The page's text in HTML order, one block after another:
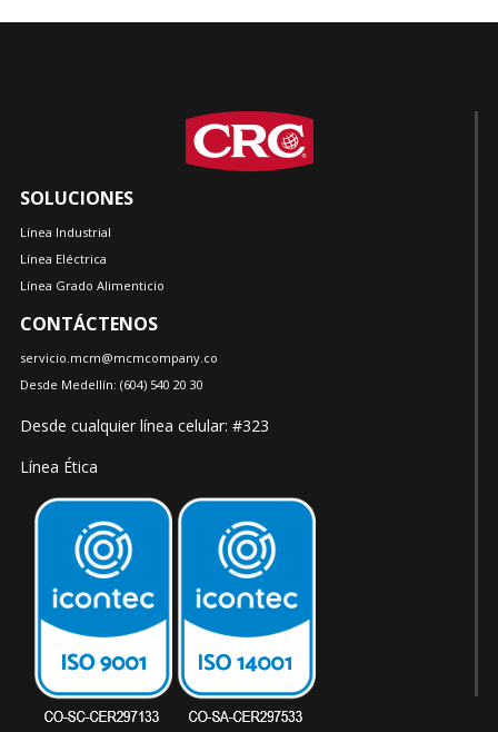
SOLUCIONES
Línea Industrial
Línea Eléctrica
Línea Grado Alimenticio
CONTÁCTENOS
servicio.mcm@mcmcompany.co
Desde Medellín: (604)540 20 30
Desde cualquier línea celular: #323
Línea Ética